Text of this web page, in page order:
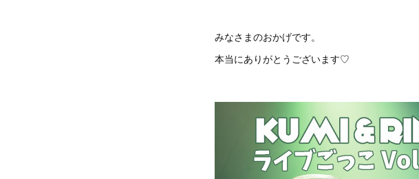
みなさまのおかげです。
本当にありがとうございます♡